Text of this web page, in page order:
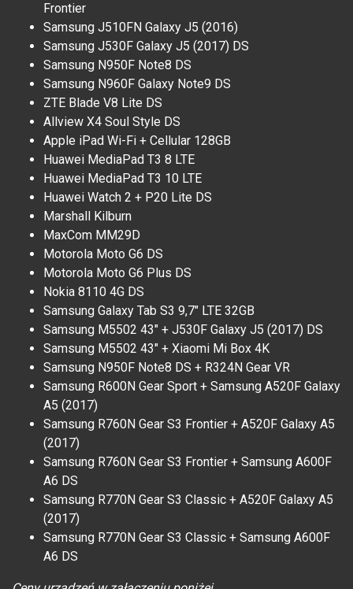
Frontier
Samsung J510FN Galaxy J5 (2016)
Samsung J530F Galaxy J5 (2017) DS
Samsung N950F Note8 DS
Samsung N960F Galaxy Note9 DS
ZTE Blade V8 Lite DS
Allview X4 Soul Style DS
Apple iPad Wi-Fi + Cellular 128GB
Huawei MediaPad T3 8 LTE
Huawei MediaPad T3 10 LTE
Huawei Watch 2 + P20 Lite DS
Marshall Kilburn
MaxCom MM29D
Motorola Moto G6 DS
Motorola Moto G6 Plus DS
Nokia 8110 4G DS
Samsung Galaxy Tab S3 9,7" LTE 32GB
Samsung M5502 43" + J530F Galaxy J5 (2017) DS
Samsung M5502 43" + Xiaomi Mi Box 4K
Samsung N950F Note8 DS + R324N Gear VR
Samsung R600N Gear Sport + Samsung A520F Galaxy
A5 (2017)
Samsung R760N Gear S3 Frontier + A520F Galaxy A5
(2017)
Samsung R760N Gear S3 Frontier + Samsung A600F
A6 DS
Samsung R770N Gear S3 Classic + A520F Galaxy A5
(2017)
Samsung R770N Gear S3 Classic + Samsung A600F
A6 DS